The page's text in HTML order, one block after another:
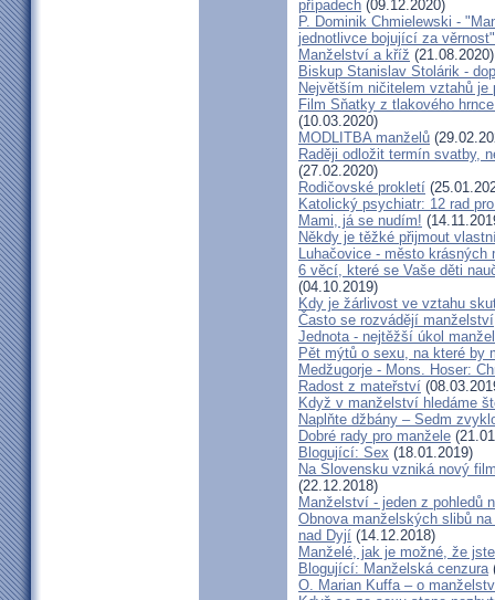
případech (09.12.2020)
P. Dominik Chmielewski -
jednotlivce bojující za věrnost"
Manželství a kříž (21.08.2020)
Biskup Stanislav Stolárik -
Největším ničitelem vztahů je
Film Sňatky z tlakového
(10.03.2020)
MODLITBA manželů
Raději odložit termín svatby,
(27.02.2020)
Rodičovské prokletí
Katolický psychiatr: 12 rad
Mami, já se nudím!
Někdy je těžké přijmout
Luhačovice - město krásných
6 věcí, které se Vaše děti
(04.10.2019)
Kdy je žárlivost ve vztahu
Často se rozvádějí
Jednota - nejtěžší úkol
Pět mýtů o sexu, na které by
Medžugorje - Mons. Hoser:
Radost z mateřství
Když v manželství hledáme
Naplňte džbány – Sedm
Dobré rady pro manžele
Blogující: Sex (18.01.2019)
Na Slovensku vzniká nový
(22.12.2018)
Manželství - jeden z pohledů
Obnova manželských slibů
nad Dyjí (14.12.2018)
Manželé, jak je možné, že
Blogující: Manželská cenzura
O. Marian Kuffa – o